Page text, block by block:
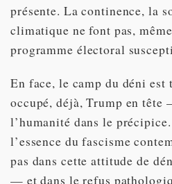
présente. La continence, la
climatique ne font pas,
programme électoral
En face, le camp du déni
occupé, déjà, Trump en
l’humanité dans le
l’essence du fascisme
pas dans cette attitude de
— et dans le refus